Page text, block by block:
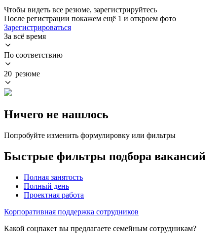
Чтобы видеть все резюме, зарегистрируйтесь
После регистрации покажем ещё 1 и откроем фото
Зарегистрироваться
За всё время
По соответствию
20 резюме
Ничего не нашлось
Попробуйте изменить формулировку или фильтры
Быстрые фильтры подбора вакансий
Полная занятость
Полный день
Проектная работа
Корпоративная поддержка сотрудников
Какой соцпакет вы предлагаете семейным сотрудникам?